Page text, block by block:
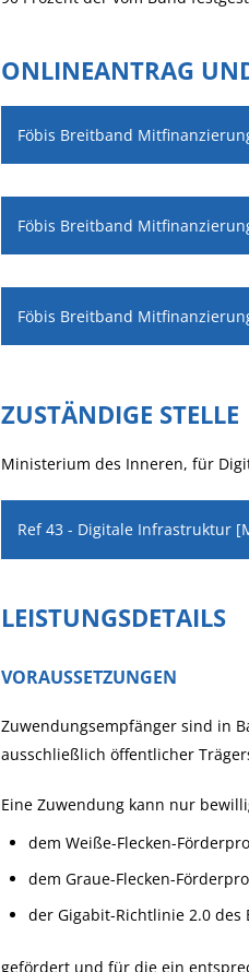
ONLINEANTRAG
Föbis Breitband
Föbis Breitband
Föbis Breitband
ZUSTÄNDIGE STELLE
Ministerium des Inneren, für
Ref 43 - Digitale Infrastruktur
LEISTUNGSDETAILS
VORAUSSETZUNGEN
Zuwendungsempfänger sind in
ausschließlich öffentlicher
Eine Zuwendung kann nur
dem Weiße-Flecken-
dem Graue-Flecken-
der Gigabit-Richtlinie 2.0 des
gefördert und für die ein